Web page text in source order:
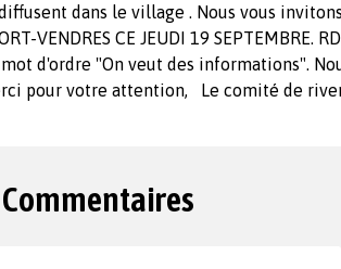
dans le village . Nous vous
VENDRES CE JEUDI 19 SEPTEMBRE.
d'ordre "On veut des informations".
pour votre attention, Le comité de
Commentaires